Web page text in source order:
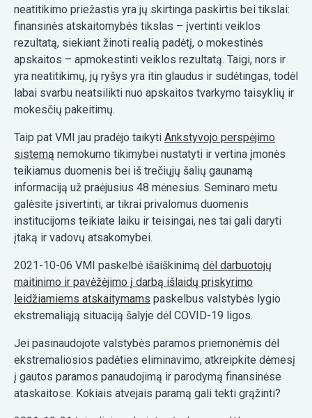
neatitikimo priežastis yra jų skirtinga paskirtis bei tikslai:
finansinės atskaitomybės tikslas – įvertinti veiklos
rezultatą, siekiant žinoti realią padėtį, o mokestinės
apskaitos – apmokestinti veiklos rezultatą. Taigi, nors ir
yra neatitikimų, jų ryšys yra itin glaudus ir sudėtingas, todėl
labai svarbu neatsilikti nuo apskaitos tvarkymo taisyklių ir
mokesčių pakeitimų.
Taip pat VMI jau pradėjo taikyti Ankstyvojo perspėjimo
sistemą nemokumo tikimybei nustatyti ir vertina įmonės
teikiamus duomenis bei iš trečiųjų šalių gaunamą
informaciją už praėjusius 48 mėnesius. Seminaro metu
galėsite įsivertinti, ar tikrai privalomus duomenis
institucijoms teikiate laiku ir teisingai, nes tai gali daryti
įtaką ir vadovų atsakomybei.
2021-10-06 VMI paskelbė išaiškinimą dėl darbuotojų
maitinimo ir pavėžėjimo į darbą išlaidų priskyrimo
leidžiamiems atskaitymams paskelbus valstybės lygio
ekstremaliąją situaciją šalyje dėl COVID-19 ligos.
Jei pasinaudojote valstybės paramos priemonėmis dėl
ekstremaliosios padėties eliminavimo, atkreipkite dėmesį
į gautos paramos panaudojimą ir parodymą finansinėse
ataskaitose. Kokiais atvejais paramą gali tekti grąžinti?